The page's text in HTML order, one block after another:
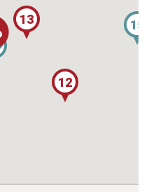
12
13
15